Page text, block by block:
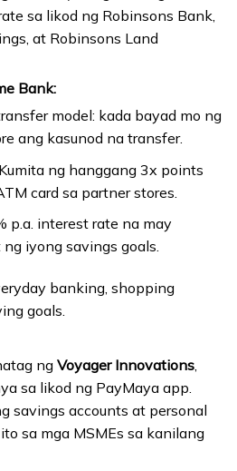
sa likod ng Robinsons Bank,
at Robinsons Land
Bank:
model: kada bayad mo ng
ang kasunod na transfer.
ng hanggang 3x points
card sa partner stores.
p.a. interest rate na may
iyong savings goals.
banking, shopping
goals.
ng Voyager Innovations
sa likod ng PayMaya app.
savings accounts at personal
sa mga MSMEs sa kanilang